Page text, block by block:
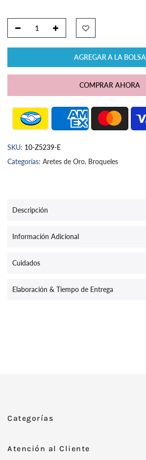
AGREGAR A LA BOLSA
COMPRAR AHORA
SKU: 10-Z5239-E
Categorías: Aretes de Oro, Broqueles
Descripción
Información Adicional
Cuidados
Elaboración & Tiempo de Entrega
Categorías
Atención al Cliente